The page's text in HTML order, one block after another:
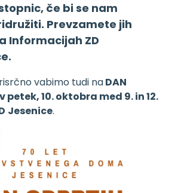
če bi se nam
Prevzamete jih
Informacijah ZD
vabimo tudi naDAN
v petek, 10. oktobra med 9. in 12.
Jesenice.